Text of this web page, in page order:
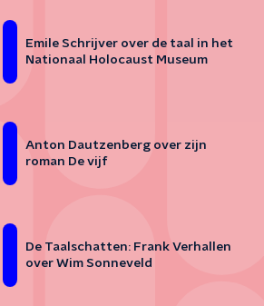
Emile Schrijver over de taal in het
Nationaal Holocaust Museum
Anton Dautzenberg over zijn
roman De vijf
De Taalschatten: Frank Verhallen
over Wim Sonneveld